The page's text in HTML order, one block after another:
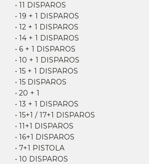
• 11 DISPAROS
• 19 + 1 DISPAROS
• 12 + 1 DISPAROS
• 14 + 1 DISPAROS
• 6 + 1 DISPAROS
• 10 + 1 DISPAROS
• 15 + 1 DISPAROS
• 15 DISPAROS
• 20 + 1
• 13 + 1 DISPAROS
• 15+1 / 17+1 DISPAROS
• 11+1 DISPAROS
• 16+1 DISPAROS
• 7+1 PISTOLA
• 10 DISPAROS